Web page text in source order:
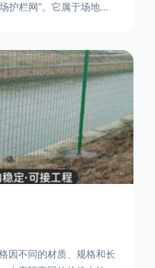
护栏网”。它属于场地围
多种，如钢丝绳网、聚酯
材质的体育场围栏网具有
钢丝绳网具有强度高、耐
维网则具有柔韧性好、透
是一种
因不同的材质、规格和长